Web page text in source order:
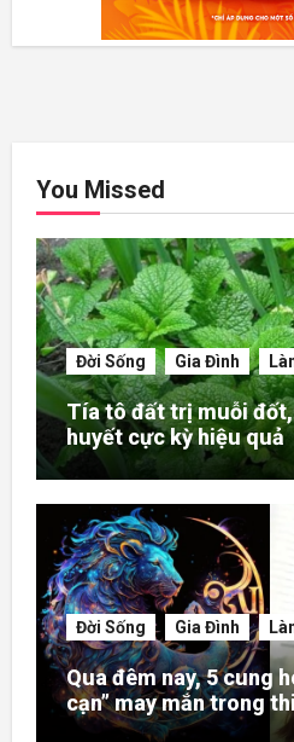
You Missed
Đời Sống Gia Đình
Tía tô đất trị muỗi
huyết cực kỳ hiệu quả
Đời Sống Gia Đình
Qua đêm nay, 5 cung
cạn” may mắn trong
– danh rực rỡ hơn người